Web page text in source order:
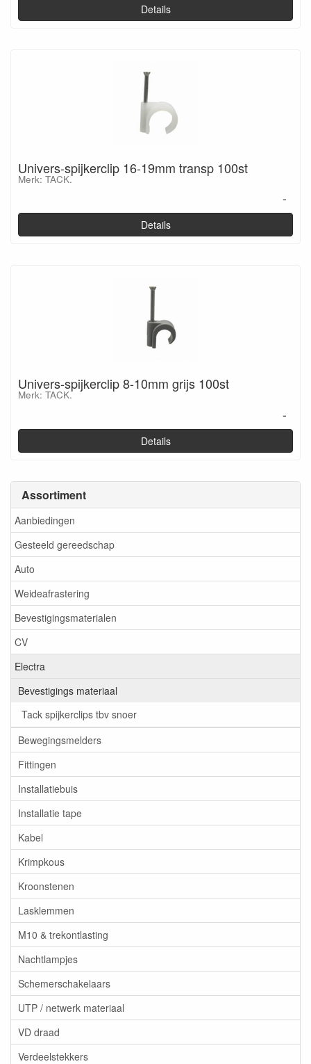
Assortiment
Aanbiedingen
Gesteeld gereedschap
Auto
Weideafrastering
Bevestigingsmaterialen
CV
Electra
Bevestigings materiaal
Tack spijkerclips tbv snoer
Bewegingsmelders
Fittingen
Installatiebuis
Installatie tape
Kabel
Krimpkous
Kroonstenen
Lasklemmen
M10 & trekontlasting
Nachtlampjes
Schemerschakelaars
UTP / netwerk materiaal
VD draad
Verdeelstekkers
Details
Univers-spijkerclip 16-19mm transp 100st
Merk: TACK.
-
Details
Univers-spijkerclip 8-10mm grijs 100st
Merk: TACK.
-
Details